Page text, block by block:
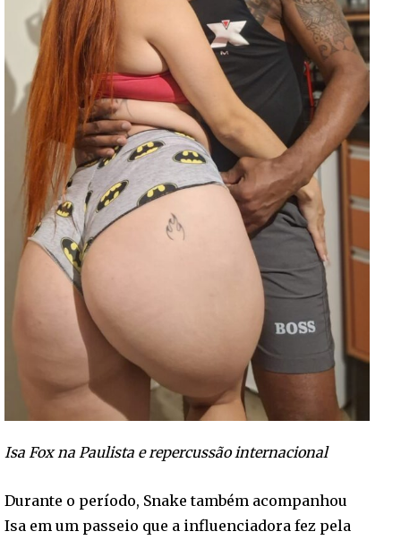
Isa Fox na Paulista e repercussão internacional
Durante o período, Snake também acompanhou
Isa em um passeio que a influenciadora fez pela